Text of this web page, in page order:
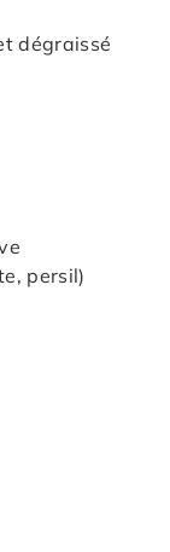
dégraissé
persil)